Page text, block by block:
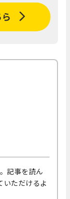
記事を読ん
いただけるよ